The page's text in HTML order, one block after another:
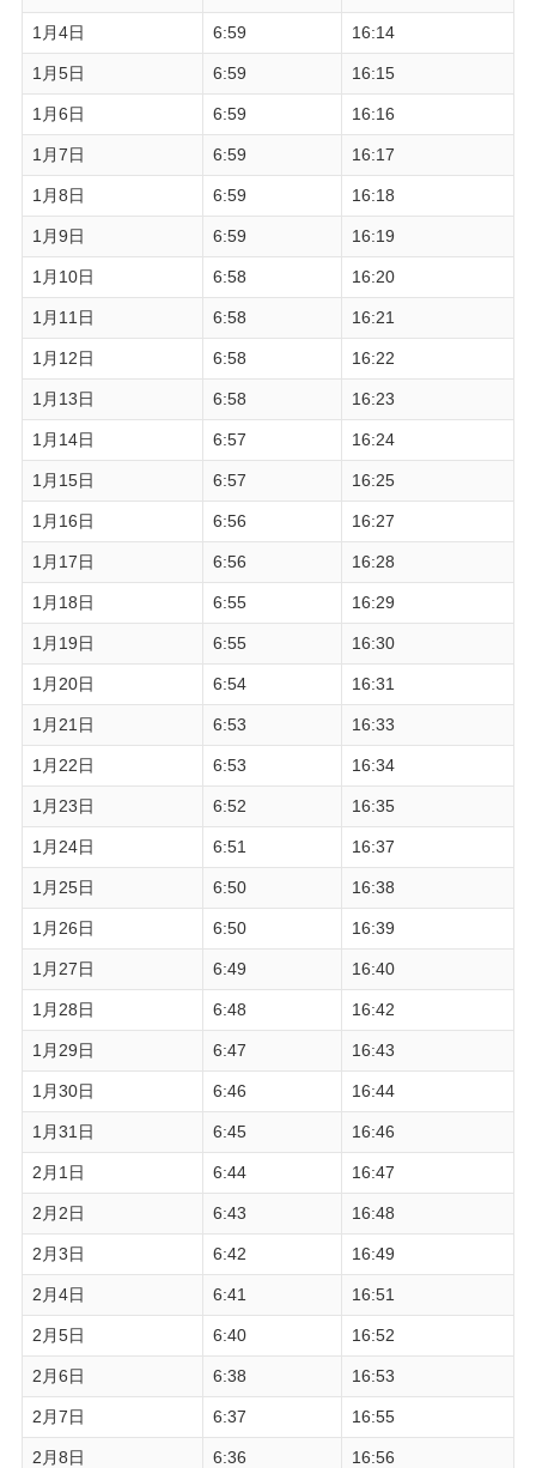
1月4日 6:59 16:14
1月5日 6:59 16:15
1月6日 6:59 16:16
1月7日 6:59 16:17
1月8日 6:59 16:18
1月9日 6:59 16:19
1月10日 6:58 16:20
1月11日 6:58 16:21
1月12日 6:58 16:22
1月13日 6:58 16:23
1月14日 6:57 16:24
1月15日 6:57 16:25
1月16日 6:56 16:27
1月17日 6:56 16:28
1月18日 6:55 16:29
1月19日 6:55 16:30
1月20日 6:54 16:31
1月21日 6:53 16:33
1月22日 6:53 16:34
1月23日 6:52 16:35
1月24日 6:51 16:37
1月25日 6:50 16:38
1月26日 6:50 16:39
1月27日 6:49 16:40
1月28日 6:48 16:42
1月29日 6:47 16:43
1月30日 6:46 16:44
1月31日 6:45 16:46
2月1日 6:44 16:47
2月2日 6:43 16:48
2月3日 6:42 16:49
2月4日 6:41 16:51
2月5日 6:40 16:52
2月6日 6:38 16:53
2月7日 6:37 16:55
2月8日 6:36 16:56